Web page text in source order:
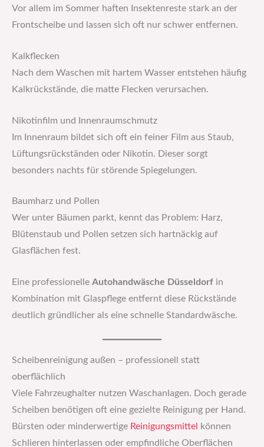
Vor allem im Sommer haften Insektenreste stark an der
Frontscheibe und lassen sich oft nur schwer entfernen.
Kalkflecken
Nach dem Waschen mit hartem Wasser entstehen häufig
Kalkrückstände, die matte Flecken verursachen.
Nikotinfilm und Innenraumschmutz
Im Innenraum bildet sich oft ein feiner Film aus Staub,
Lüftungsrückständen oder Nikotin. Dieser sorgt
besonders nachts für störende Spiegelungen.
Baumharz und Pollen
Wer unter Bäumen parkt, kennt das Problem: Harz,
Blütenstaub und Pollen setzen sich hartnäckig auf
Glasflächen fest.
Eine professionelle Autohandwäsche Düsseldorf in
Kombination mit Glaspflege entfernt diese Rückstände
deutlich gründlicher als eine schnelle Standardwäsche.
Scheibenreinigung außen – professionell statt
oberflächlich
Viele Fahrzeughalter nutzen Waschanlagen. Doch gerade
Scheiben benötigen oft eine gezielte Reinigung per Hand.
Bürsten oder minderwertige Reinigungsmittel
können
Schlieren hinterlassen oder empfindliche Oberflächen